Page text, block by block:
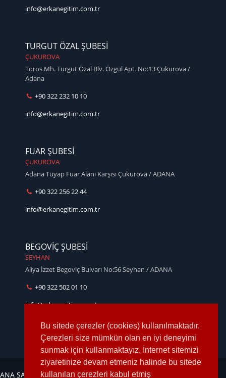
Bu sitede çerezler (cookies) kullanılmaktadır.
Çerezleri size mümkün olan en iyi deneyimi
sunmak için kullanmaktayız. İnternet sitemizi
ziyaretinize devam etmeniz halinde bu sitede
kullanılan çerezleri kabul etmiş
info@erkanegitim.com.tr
TURGUT ÖZAL ŞUBESİ
ÇUKUROVA
Toros Mh. Turgut Özal Blv. Özgül Apt. No:13 Çukurova /
Adana
+90 322 232 10 10
info@erkanegitim.com.tr
FUAR ŞUBESİ
ÇUKUROVA
Adana Tüyap Fuar Alanı Karşısı Çukurova / ADANA
+90 322 256 22 44
info@erkanegitim.com.tr
BEGOVİÇ ŞUBESİ
SEYHAN
Aliya İzzet Begoviç Bulvarı No:56 Seyhan / ADANA
+90 322 502 01 10
info@erkanegitim.com.tr
ANA SAYFA KURUMSAL KURSLARIMIZOKULLARIMIZ